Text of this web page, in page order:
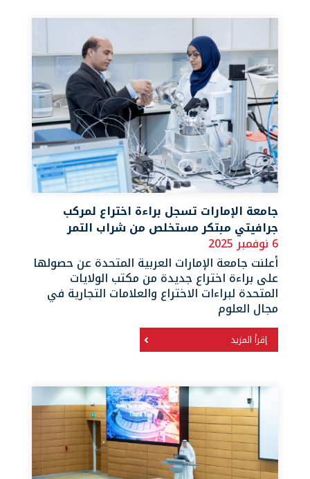
جامعة الإمارات تسجل براءة اختراع لمركب
جرافيتي مبتكر مستخلص من شراب التمر
6 نوفمبر 2025
أعلنت جامعة الإمارات العربية المتحدة عن حصولها
على براءة اختراع جديدة من مكتب الولايات
المتحدة لبراءات الاختراع والعلامات التجارية في
مجال العلوم
إقرأ المزيد